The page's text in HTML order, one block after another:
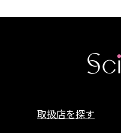
取扱店を探す